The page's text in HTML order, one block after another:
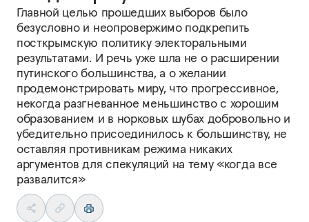
Главной целью прошедших выборов было
безусловно и неопровержимо подкрепить
посткрымскую политику электоральными
результатами. И речь уже шла не о расширении
путинского большинства, а о желании
продемонстрировать миру, что прогрессивное,
некогда разгневанное меньшинство с хорошим
образованием и в норковых шубах добровольно и
убедительно присоединилось к большинству, не
оставляя противникам режима никаких
аргументов для спекуляций на тему «когда все
развалится»